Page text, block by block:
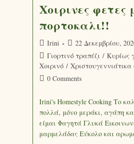
Χοιρινες
πορτοκαλι!!
Irini
22 Δεκεμβρίου,
Γιορτινό τραπέζι / Κυρίως
Χοιρινό /
0 Comments
Irini's Homestyle Cooking Το
πολλά, μόνο μεράκι, αγάπη
είμαι Φαγητά Γλυκά
μαρμελάδας Εύκολο και